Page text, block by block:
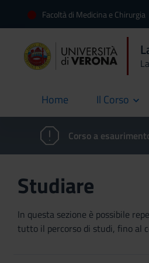
Facoltà di Medicina e Chirurgia
Home
current Il Corso
Corso a
Studiare
In questa sezione è possibile
tutto il percorso di studi, fino al